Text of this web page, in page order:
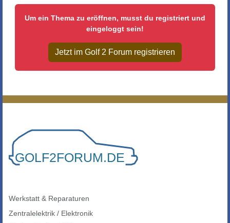
Um ein Thema zu eröffnen, musst du registriert und
eingeloggt sein!
Jetzt im Golf 2 Forum registrieren
Werkstatt & Reparaturen
Zentralelektrik / Elektronik